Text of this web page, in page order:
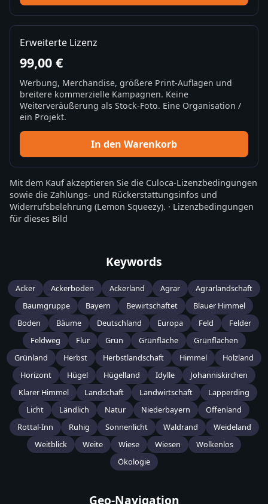
Erweiterte Lizenz
99,00 €
Werbung, Merchandise, größere Print-Auflagen und
breitere kommerzielle Kampagnen. Keine
Weiterveräußerung als Stock-Foto. Eine Organisation /
ein Projekt.
In den Warenkorb
Mit dem Kauf akzeptieren Sie die Culoca-Lizenzbedingungen
sowie die Zahlungs- und Rückerstattungsinfos und
Widerrufsbelehrung (Lemon Squeezy). · Lizenzbedingungen
für dieses Bild
Keywords
Acker Ackerboden Ackerland Agrar
Agrarlandschaft
Baumgruppe
Bayern Bewirtschaftet
Blauer Himmel
Boden
Bäume Deutschland Europa Feld
Felder
Feldweg
Flur Grün Grünfläche
Grünflächen
Grünland
Herbst Herbstlandschaft Himmel
Holzland
Horizont
Hügel Hügelland Idylle
Johanniskirchen
Klarer Himmel
Landschaft Landwirtschaft
Lapperding
Licht
Ländlich Natur Niederbayern
Offenland
Rottal-Inn
Ruhig Sonnenlicht Waldrand
Weideland
Weitblick
Weite Wiese Wiesen
Wolkenlos
Ökologie
Geo-Navigation